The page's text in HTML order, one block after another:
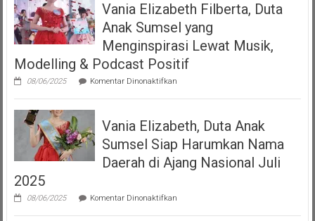
Operasional
Dua
LMK
Produser
Fonogram
Vania Elizabeth Filberta, Duta
Anak Sumsel yang
Menginspirasi Lewat Musik,
Modelling & Podcast Positif
08/06/2025 Komentar Dinonaktifkanpada
Elizabeth
Duta
Sumsel
Menginspirasi
Modelling
Vania Elizabeth, Duta Anak
Sumsel Siap Harumkan Nama
Daerah di Ajang Nasional Juli
2025
08/06/2025 Komentar Dinonaktifkanpada
Elizabeth,